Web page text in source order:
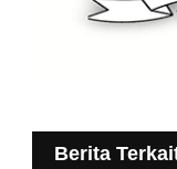
Berita